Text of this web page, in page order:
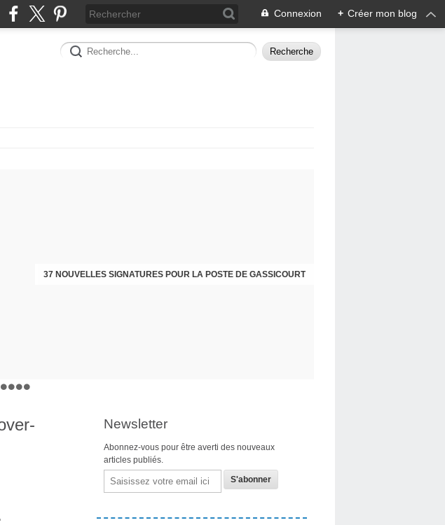
Connexion + Créer mon blog
37 NOUVELLES SIGNATURES POUR LA POSTE DE GASSICOURT
DIMANCHE 25 JANVIER, JE VOUS INVITE
Newsletter
Abonnez-vous pour être averti des nouveaux
articles publiés.
Email